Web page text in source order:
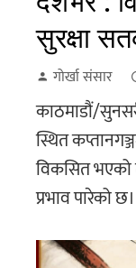
सुरक्षा
गोर्खा संसार
काठमाडौं/
स्थित
विकसित भएको
प्रभाव पारेको